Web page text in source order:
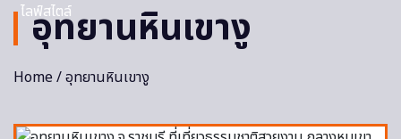
ไลฟ์สไตล์
อุทยานหินเขางู
Home/ อุทยานหินเขางู